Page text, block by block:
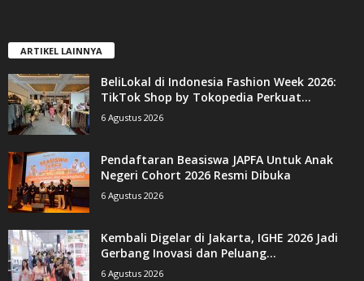
ARTIKEL LAINNYA
BeliLokal di Indonesia Fashion Week 2026:
TikTok Shop by Tokopedia Perkuat...
6 Agustus 2026
Pendaftaran Beasiswa JAPFA Untuk Anak
Negeri Cohort 2026 Resmi Dibuka
6 Agustus 2026
Kembali Digelar di Jakarta, IGHE 2026 Jadi
Gerbang Inovasi dan Peluang...
6 Agustus 2026